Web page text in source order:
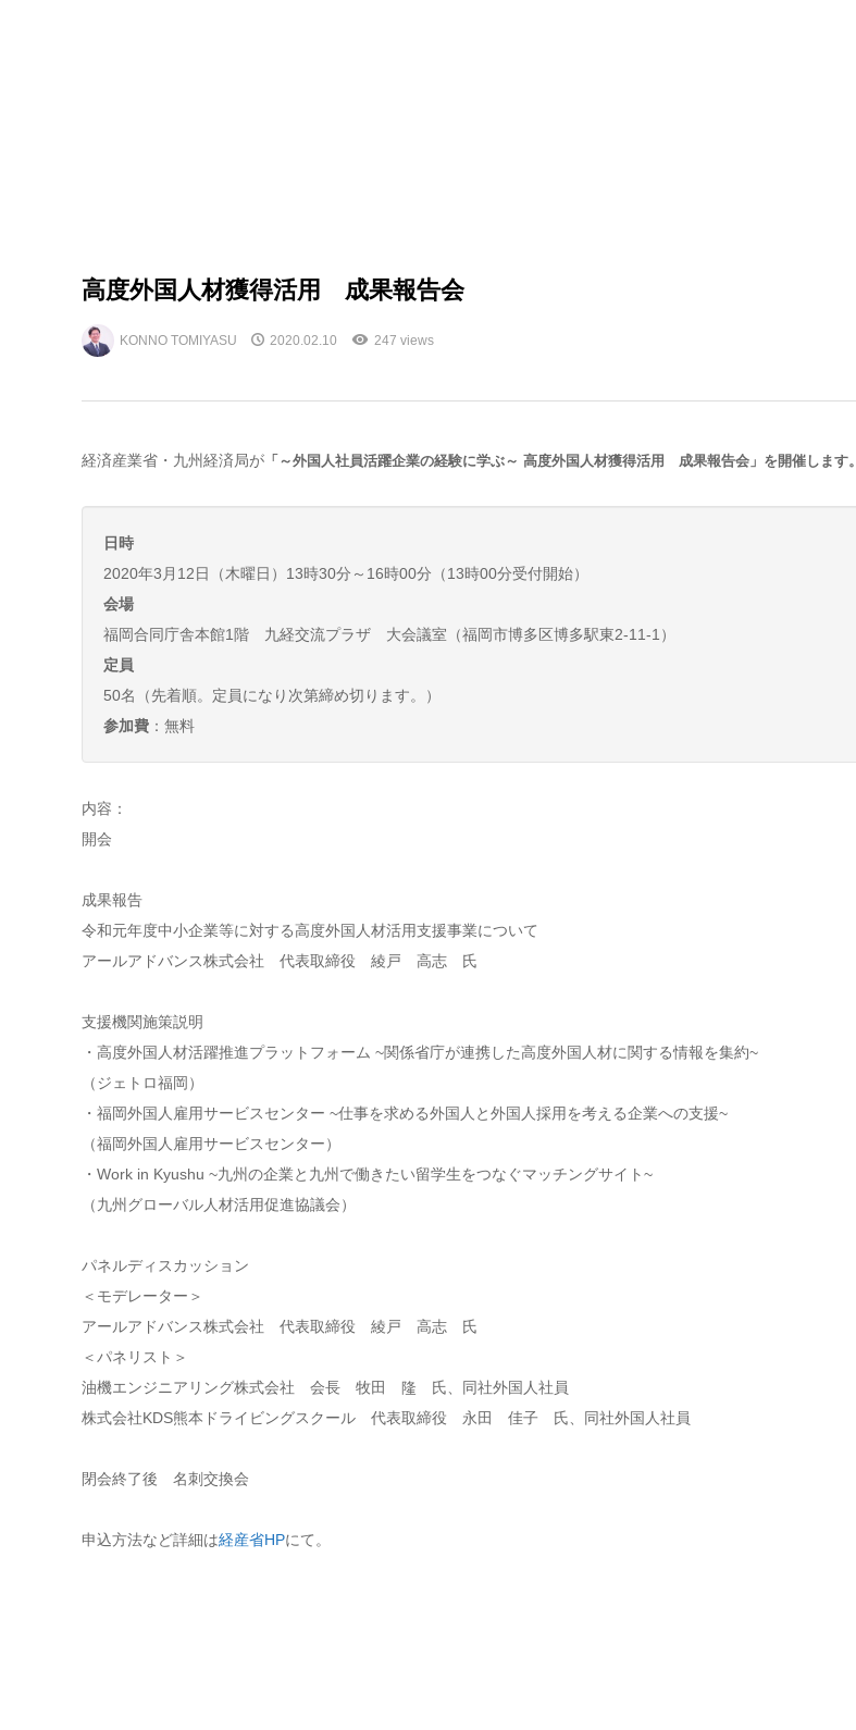
高度外国人材獲得活用 成果報告会
KONNO TOMIYASU 2020.02.10 247 views
経済産業省・九州経済局が「～外国人社員活躍企業の経験に学ぶ～ 高度外国人材獲得活用 成果報告会」を開催します。
日時
2020年3月12日（木曜日）13時30分～16時00分（13時00分受付開始）
会場
福岡合同庁舎本館1階 九経交流プラザ 大会議室（福岡市博多区博多駅東2-11-1）
定員
50名（先着順。定員になり次第締め切ります。）
参加費：無料
内容：
開会
成果報告
令和元年度中小企業等に対する高度外国人材活用支援事業について
アールアドバンス株式会社 代表取締役 綾戸 高志 氏
支援機関施策説明
・高度外国人材活躍推進プラットフォーム ~関係省庁が連携した高度外国人材に関する情報を集約~
（ジェトロ福岡）
・福岡外国人雇用サービスセンター ~仕事を求める外国人と外国人採用を考える企業への支援~
（福岡外国人雇用サービスセンター）
・Work in Kyushu ~九州の企業と九州で働きたい留学生をつなぐマッチングサイト~
（九州グローバル人材活用促進協議会）
パネルディスカッション
＜モデレーター＞
アールアドバンス株式会社 代表取締役 綾戸 高志 氏
＜パネリスト＞
油機エンジニアリング株式会社 会長 牧田 隆 氏、同社外国人社員
株式会社KDS熊本ドライビングスクール 代表取締役 永田 佳子 氏、同社外国人社員
閉会終了後 名刺交換会
申込方法など詳細は経産省HPにて。